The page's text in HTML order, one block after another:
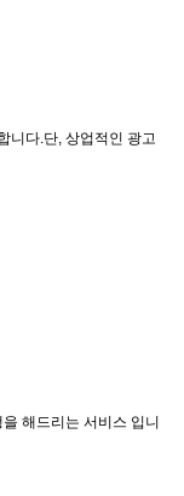
니다.단, 상업적인 광고
해드리는 서비스 입니